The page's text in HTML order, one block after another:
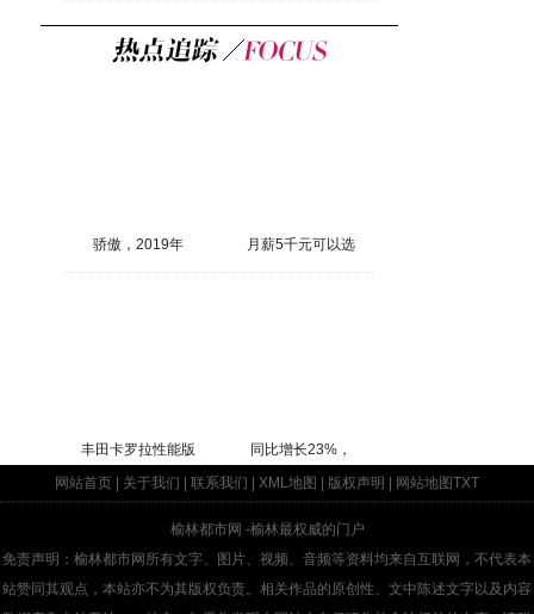
骄傲，2019年 月薪5千元可以选
丰田卡罗拉性能版
同比增长23%，
网站首页
关于我们 联系我们 XML地图 版权声明 网站地图TXT
榆林都市网 -榆林最权威的门户
免责声明：榆林都市网所有文字、图片、视频、音频等资料均来自互联网，不代表本
站赞同其观点，本站亦不为其版权负责。相关作品的原创性、文中陈述文字以及内容